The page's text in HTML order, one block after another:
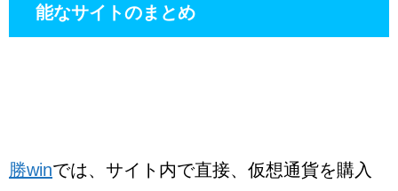
能なサイトのまとめ
勝winでは、サイト内で直接、仮想通貨を購入